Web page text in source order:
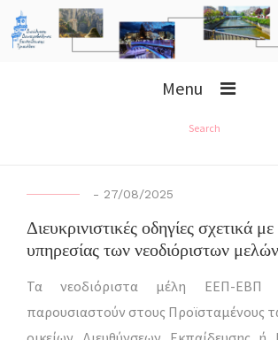
Menu
Search
- 27/08/2025
Διευκρινιστικές οδηγίες σχετικά
υπηρεσίας των νεοδιόριστων
Τα νεοδιόριστα μέλη ΕΕΠ-ΕΒΠ
παρουσιαστούν στους Προϊσταμένους